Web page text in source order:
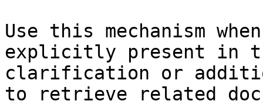
Use this mechanism
explicitly present in
clarification or